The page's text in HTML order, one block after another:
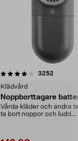
3252
Klädvård
Noppborttagare
Vårda kläder och andra
ta bort noppor och ludd.
4.5av 5 stjärnor